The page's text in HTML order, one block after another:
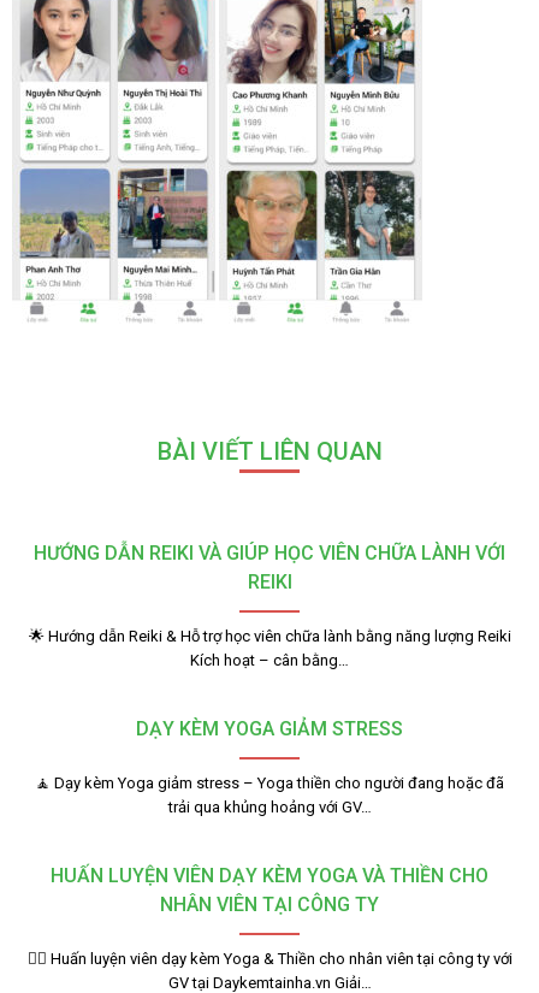
BÀI VIẾT LIÊN QUAN
HƯỚNG DẪN REIKI VÀ GIÚP HỌC VIÊN CHỮA LÀNH VỚI
REIKI
🌟 Hướng dẫn Reiki & Hỗ trợ học viên chữa lành bằng năng lượng Reiki
Kích hoạt – cân bằng…
DẠY KÈM YOGA GIẢM STRESS
🧘 Dạy kèm Yoga giảm stress – Yoga thiền cho người đang hoặc đã
trải qua khủng hoảng với GV…
HUẤN LUYỆN VIÊN DẠY KÈM YOGA VÀ THIỀN CHO
NHÂN VIÊN TẠI CÔNG TY
🧘‍♂️ Huấn luyện viên dạy kèm Yoga & Thiền cho nhân viên tại công ty với
GV tại Daykemtainha.vn Giải…